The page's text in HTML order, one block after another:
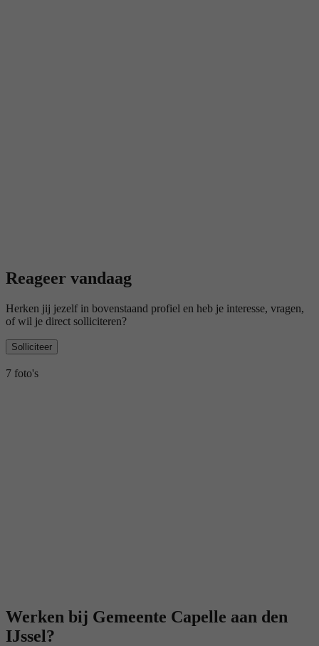
Reageer vandaag
Herken jij jezelf in bovenstaand profiel en heb je interesse, vragen,
of wil je direct solliciteren?
Solliciteer
7 foto's
Werken bij Gemeente Capelle aan den
IJssel?